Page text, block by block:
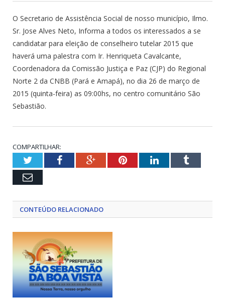
O Secretario de Assistência Social de nosso município, Ilmo.
Sr. Jose Alves Neto, Informa a todos os interessados a se
candidatar para eleição de conselheiro tutelar 2015 que
haverá uma palestra com Ir. Henriqueta Cavalcante,
Coordenadora da Comissão Justiça e Paz (CJP) do Regional
Norte 2 da CNBB (Pará e Amapá), no dia 26 de março de
2015 (quinta-feira) as 09:00hs, no centro comunitário São
Sebastião.
COMPARTILHAR:
TwitterFacebookGoogle+PinterestLinkedInTumblr
Email
CONTEÚDO RELACIONADO